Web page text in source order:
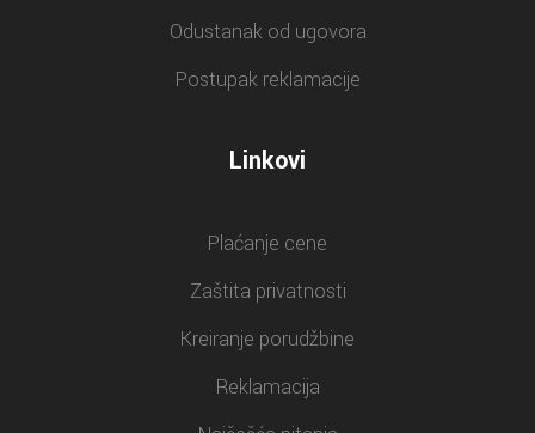
Odustanak od ugovora
Postupak reklamacije
Linkovi
Plaćanje cene
Zaštita privatnosti
Kreiranje porudžbine
Reklamacija